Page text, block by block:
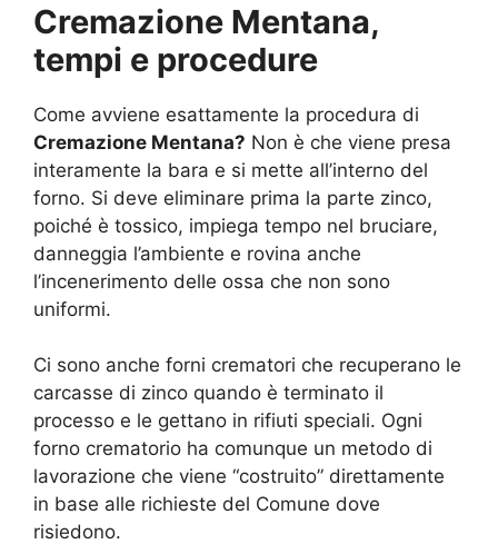
Cremazione Mentana,
tempi e procedure
Come avviene esattamente la procedura di
Cremazione Mentana? Non è che viene presa
interamente la bara e si mette all’interno del
forno. Si deve eliminare prima la parte zinco,
poiché è tossico, impiega tempo nel bruciare,
danneggia l’ambiente e rovina anche
l’incenerimento delle ossa che non sono
uniformi.
Ci sono anche forni crematori che recuperano le
carcasse di zinco quando è terminato il
processo e le gettano in rifiuti speciali. Ogni
forno crematorio ha comunque un metodo di
lavorazione che viene “costruito” direttamente
in base alle richieste del Comune dove
risiedono.